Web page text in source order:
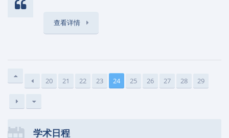
查看详情
20 21 22 23 24 25 26 27 28 29
学术日程